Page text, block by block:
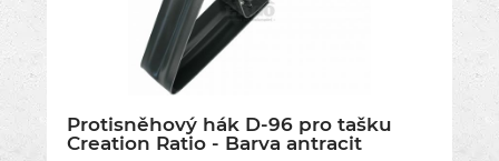
Protisněhový hák D-96 pro tašku
Creation Ratio - Barva antracit